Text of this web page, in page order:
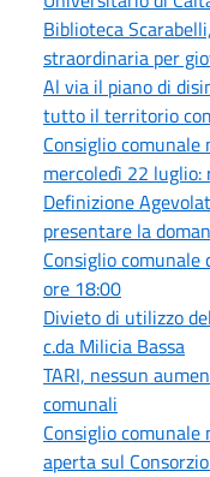
Biblioteca
straordinaria per
Al via il piano di
tutto il territorio
Consiglio
mercoledì 22 luglio:
Definizione
presentare la
Consiglio
ore 18:00
Divieto di utilizzo
c.da Milicia Bassa
TARI, nessun
comunali
Consiglio
aperta sul